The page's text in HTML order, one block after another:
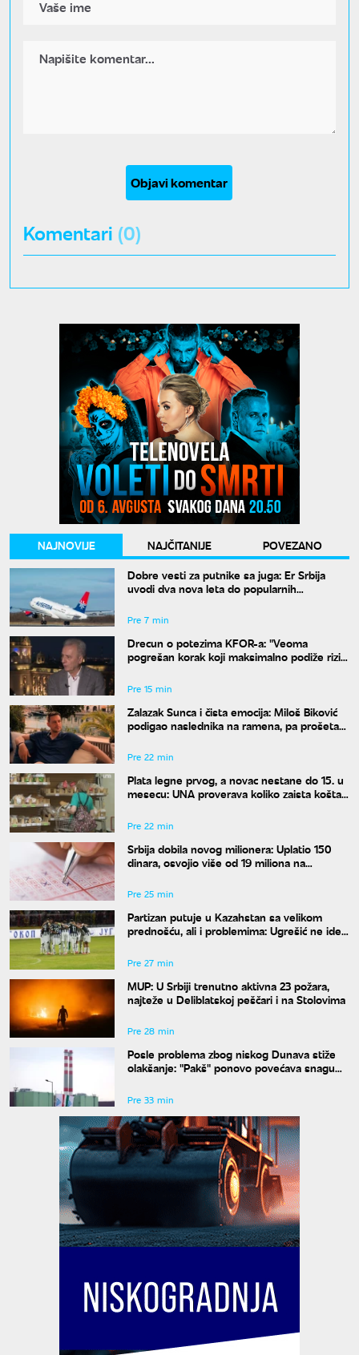
Objavi komentar
Komentari (0)
NAJNOVIJE NAJČITANIJE
POVEZANO
Dobre vesti za putnike sa juga: Er Srbija
uvodi dva nova leta do popularnih
Pre 7 min
Drecun o potezima KFOR-a: "Veoma
pogrešan korak koji maksimalno podiže rizik
Pre 15 min
Zalazak Sunca i čista emocija: Miloš Biković
podigao naslednika na ramena, pa prošetao
Pre 22 min
Plata legne prvog, a novac nestane do 15. u
mesecu: UNA proverava koliko zaista košta
Pre 22 min
Srbija dobila novog milionera: Uplatio 150
dinara, osvojio više od 19 miliona na
Pre 25 min
Partizan putuje u Kazahstan sa velikom
prednošću, ali i problemima: Ugrešić ne ide,
Pre 27 min
MUP: U Srbiji trenutno aktivna 23 požara,
najteže u Deliblatskoj peščari i na Stolovima
Pre 28 min
Posle problema zbog niskog Dunava stiže
olakšanje: "Pakš" ponovo povećava snagu
Pre 33 min